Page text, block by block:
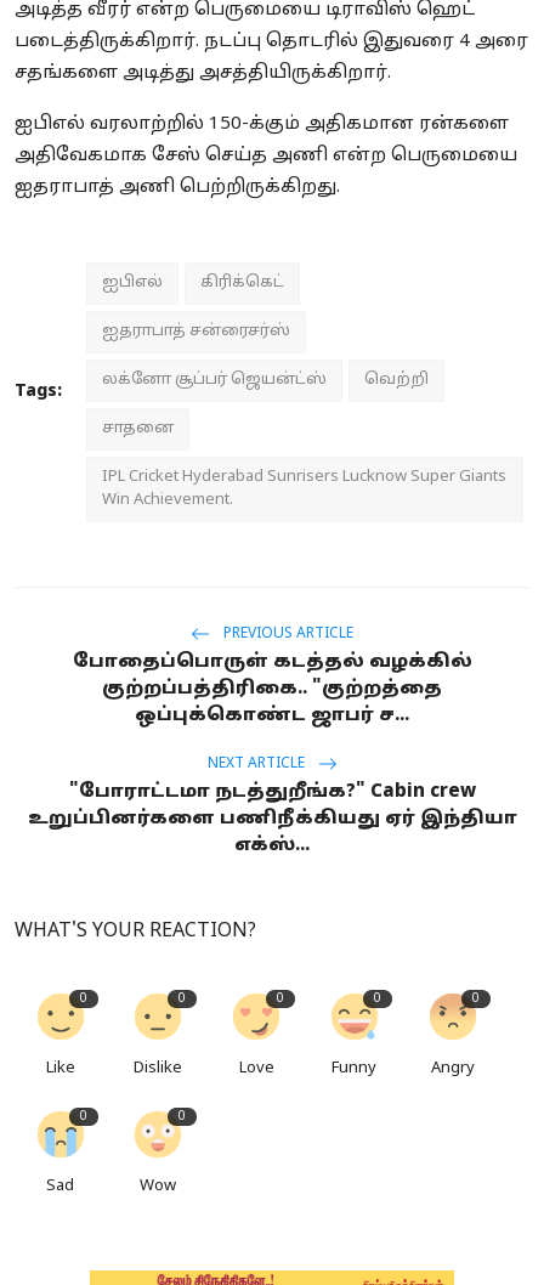
அடித்த வீரர் என்ற பெருமையை டிராவிஸ் ஹெட்
படைத்திருக்கிறார். நடப்பு தொடரில் இதுவரை 4 அரை
சதங்களை அடித்து அசத்தியிருக்கிறார்.
ஐபிஎல் வரலாற்றில் 150-க்கும் அதிகமான ரன்களை
அதிவேகமாக சேஸ் செய்த அணி என்ற பெருமையை
ஐதராபாத் அணி பெற்றிருக்கிறது.
Tags:
ஐபிஎல் கிரிக்கெட்
ஐதராபாத் சன்ரைசர்ஸ்
லக்னோ சூப்பர் ஜெயன்ட்ஸ் வெற்றி
சாதனை
IPL Cricket Hyderabad Sunrisers Lucknow Super Giants
Win Achievement.
PREVIOUS ARTICLE
போதைப்பொருள் கடத்தல் வழக்கில்
குற்றப்பத்திரிகை.. "குற்றத்தை
ஒப்புக்கொண்ட ஜாபர் ச...
NEXT ARTICLE
"போராட்டமா நடத்துறீங்க?" Cabin crew
உறுப்பினர்களை பணிநீக்கியது ஏர் இந்தியா
எக்ஸ்...
WHAT'S YOUR REACTION?
0
Like
0
Dislike
0
Love
0
Funny
0
Angry
0
Sad
0
Wow